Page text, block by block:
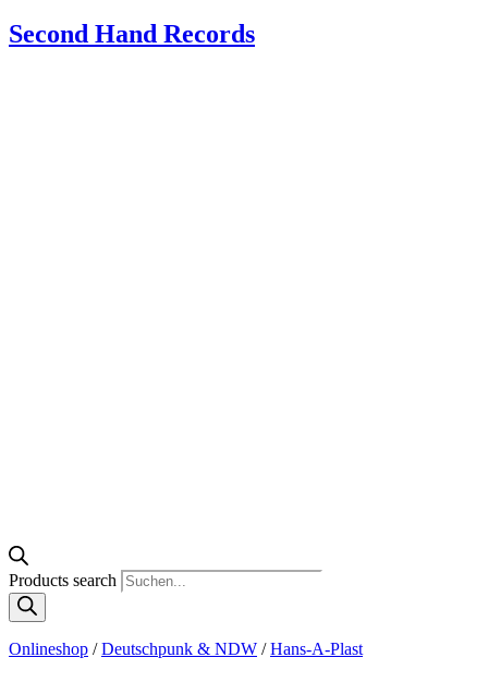
Second Hand Records
Products search
Onlineshop /Deutschpunk & NDW /Hans-A-Plast